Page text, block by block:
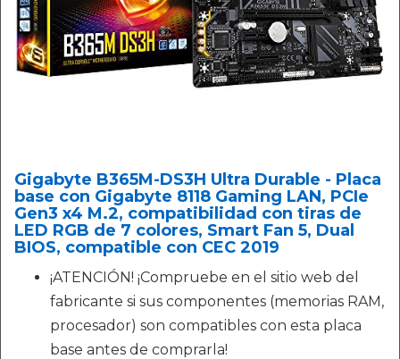
Gigabyte B365M-DS3H Ultra Durable - Placa
base con Gigabyte 8118 Gaming LAN, PCIe
Gen3 x4 M.2, compatibilidad con tiras de
LED RGB de 7 colores, Smart Fan 5, Dual
BIOS, compatible con CEC 2019
¡ATENCIÓN! ¡Compruebe en el sitio web del
fabricante si sus componentes (memorias RAM,
procesador) son compatibles con esta placa
base antes de comprarla!